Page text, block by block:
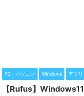
PC・パソコン Windows アプリ
【Rufus】